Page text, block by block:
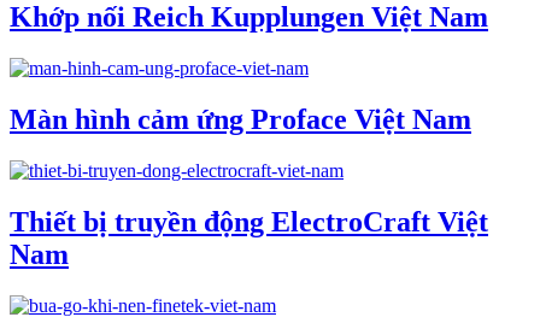
Khớp nối Reich Kupplungen Việt Nam
Màn hình cảm ứng Proface Việt Nam
Thiết bị truyền động ElectroCraft Việt
Nam